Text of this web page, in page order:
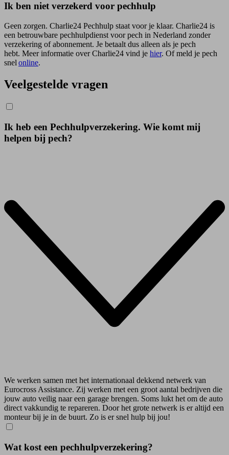
Ik ben niet verzekerd voor pechhulp
Geen zorgen. Charlie24 Pechhulp staat voor je klaar. Charlie24 is
een betrouwbare pechhulpdienst voor pech in Nederland zonder
verzekering of abonnement. Je betaalt dus alleen als je pech
hebt. Meer informatie over Charlie24 vind je hier. Of meld je pech
snel online.
Veelgestelde vragen
Ik heb een Pechhulpverzekering. Wie komt mij
helpen bij pech?
We werken samen met het internationaal dekkend netwerk van
Eurocross Assistance. Zij werken met een groot aantal bedrijven die
jouw auto veilig naar een garage brengen. Soms lukt het om de auto
direct vakkundig te repareren. Door het grote netwerk is er altijd een
monteur bij je in de buurt. Zo is er snel hulp bij jou!
Wat kost een pechhulpverzekering?